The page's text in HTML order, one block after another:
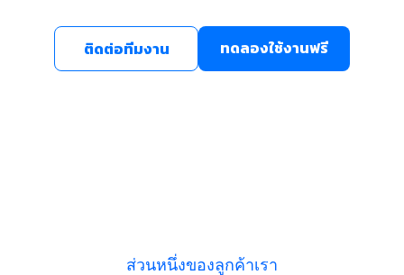
ติดต่อทีมงาน ทดลองใช้งานฟรี
ส่วนหนึ่งของลูกค้าเรา